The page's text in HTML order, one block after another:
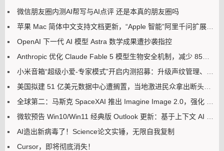
微信朋友圈内测AI帮写与AI点评 还是本真的朋友圈吗
苹果 Mac 简体中文支持文档更新，“Apple 智能”阿里千问扩展现身了
OpenAI 下一代 AI 模型 Astra 数学成果遭抄袭指控
Anthropic 优化 Claude Fable 5 模型生物安全机制，减少 85% 误拦截
小米音箱“超级小爱-专家模式”开启内测招募：升级声纹管理、语音歌单等功能
美国拟建 51 亿美元数据中心遭搁置，当地激进民众拿出断头台以示抗议
全球第二：马斯克 SpaceXAI 推出 Imagine Image 2.0，强化 AI 生图 / 编辑能力
微软预告 Win10/Win11 经典版 Outlook 更新：基于上下文 AI 解释用户选中文本
AI造出新病毒了！Science论文实锤，无限自我复制
Cursor，即将彻底消失！